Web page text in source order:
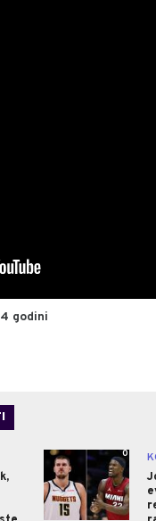
godini
0